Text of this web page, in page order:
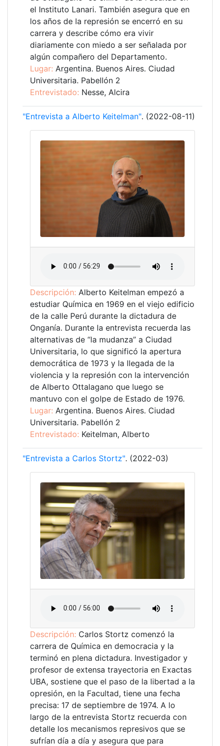
el Instituto Lanari. También asegura que en
los años de la represión se encerró en su
carrera y describe cómo era vivir
diariamente con miedo a ser señalada por
algún compañero del Departamento.
Lugar: Argentina. Buenos Aires. Ciudad
Universitaria. Pabellón 2
Entrevistado: Nesse, Alcira
"Entrevista a Alberto Keitelman". (2022-08-11)
Descripción: Alberto Keitelman empezó a
estudiar Química en 1969 en el viejo edificio
de la calle Perú durante la dictadura de
Onganía. Durante la entrevista recuerda las
alternativas de “la mudanza” a Ciudad
Universitaria, lo que significó la apertura
democrática de 1973 y la llegada de la
violencia y la represión con la intervención
de Alberto Ottalagano que luego se
mantuvo con el golpe de Estado de 1976.
Lugar: Argentina. Buenos Aires. Ciudad
Universitaria. Pabellón 2
Entrevistado: Keitelman, Alberto
"Entrevista a Carlos Stortz". (2022-03)
Descripción: Carlos Stortz comenzó la
carrera de Química en democracia y la
terminó en plena dictadura. Investigador y
profesor de extensa trayectoria en Exactas
UBA, sostiene que el paso de la libertad a la
opresión, en la Facultad, tiene una fecha
precisa: 17 de septiembre de 1974. A lo
largo de la entrevista Stortz recuerda con
detalle los mecanismos represivos que se
sufrían día a día y asegura que para